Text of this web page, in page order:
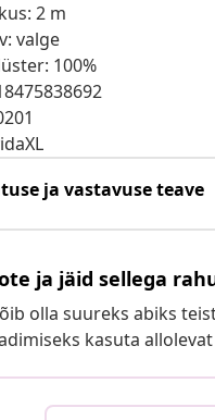
2 m
valge
100%
ja vastavuse teave
ja jäid sellega
olla suureks abiks
kasuta